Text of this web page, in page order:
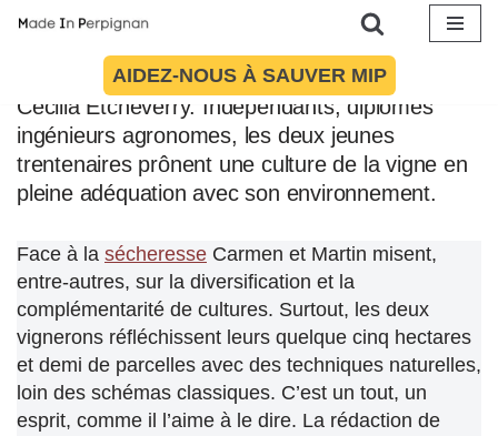
contenu
AIDEZ-NOUS À SAUVER MIP
Il y a trois ans, à
Latour-de-France dans les
Carmen Etcheverry et
Martin Ballot ont repris le Domaine Etxe de
Cécilia Etcheverry. Indépendants, diplômés
ingénieurs agronomes, les deux jeunes
trentenaires prônent une culture de la vigne en
pleine adéquation avec son environnement.
Face à la sécheresse Carmen et Martin misent,
entre-autres, sur la diversification et la
complémentarité de cultures. Surtout, les deux
vignerons réfléchissent leurs quelque cinq hectares
et demi de parcelles avec des techniques naturelles,
loin des schémas classiques. C’est un tout, un
esprit, comme il l’aime à le dire. La rédaction de